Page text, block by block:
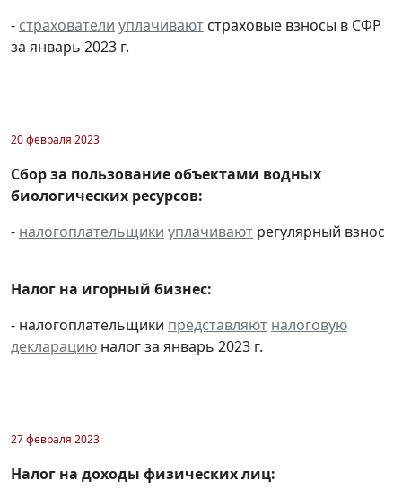
- страхователи уплачивают страховые взносы в СФР
за январь 2023 г.
20 февраля 2023
Сбор за пользование объектами водных
биологических ресурсов:
- налогоплательщики уплачивают регулярный взнос
Налог на игорный бизнес:
- налогоплательщики представляют налоговую
декларацию налог за январь 2023 г.
27 февраля 2023
Налог на доходы физических лиц: